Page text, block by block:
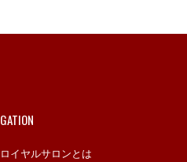
イヤルサロンとは